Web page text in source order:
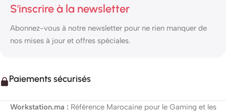
S'inscrire à la newsletter
Abonnez-vous à notre newsletter pour ne rien manquer de
nos mises à jour et offres spéciales.
Paiements sécurisés
Workstation.ma : Référence Marocaine pour le Gaming et les